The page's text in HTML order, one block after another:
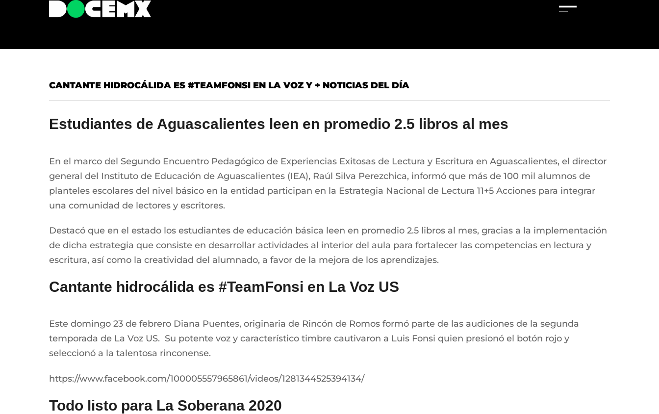
CANTANTE HIDROCÁLIDA ES #TEAMFONSI EN LA VOZ Y + NOTICIAS DEL DÍA
Estudiantes de Aguascalientes leen en promedio 2.5 libros al mes
En el marco del Segundo Encuentro Pedagógico de Experiencias Exitosas de Lectura y Escritura en Aguascalientes, el director
general del Instituto de Educación de Aguascalientes (IEA), Raúl Silva Perezchica, informó que más de 100 mil alumnos de
planteles escolares del nivel básico en la entidad participan en la Estrategia Nacional de Lectura 11+5 Acciones para integrar
una comunidad de lectores y escritores.
Destacó que en el estado los estudiantes de educación básica leen en promedio 2.5 libros al mes, gracias a la implementación
de dicha estrategia que consiste en desarrollar actividades al interior del aula para fortalecer las competencias en lectura y
escritura, así como la creatividad del alumnado, a favor de la mejora de los aprendizajes.
Cantante hidrocálida es #TeamFonsi en La Voz US
Este domingo 23 de febrero Diana Puentes, originaria de Rincón de Romos formó parte de las audiciones de la segunda
temporada de La Voz US. Su potente voz y característico timbre cautivaron a Luis Fonsi quien presionó el botón rojo y
seleccionó a la talentosa rinconense.
https://www.facebook.com/100005557965861/videos/1281344525394134/
Todo listo para La Soberana 2020